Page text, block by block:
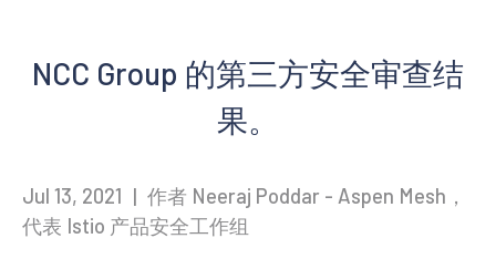
NCC Group 的第三方安全审查结
果。
Jul 13, 2021 | 作者 Neeraj Poddar - Aspen Mesh，
代表 Istio 产品安全工作组